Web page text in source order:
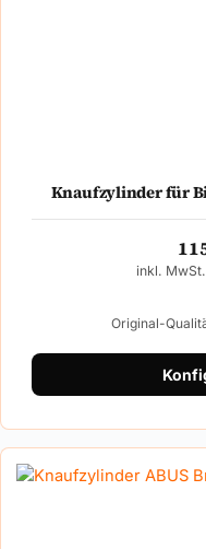
Knaufzylinder für
inkl.
Original-